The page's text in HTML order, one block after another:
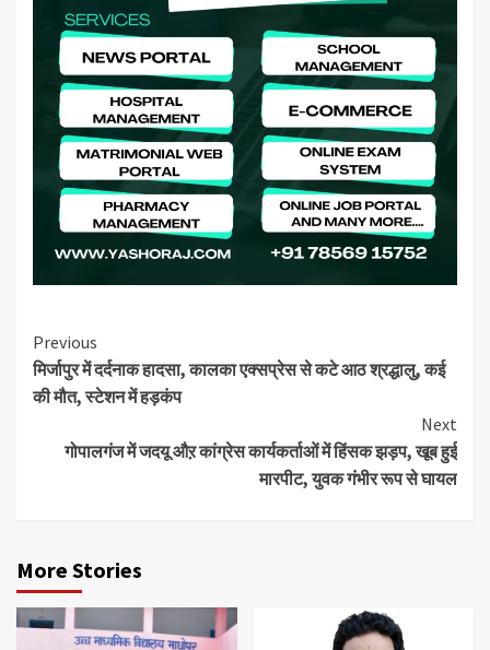
Continue
Reading
Previous
मिर्जापुर में दर्दनाक हादसा, कालका एक्सप्रेस से कटे आठ श्रद्धालु, कई
की मौत, स्टेशन में हड़कंप
Next
गोपालगंज में जदयू औऱ कांग्रेस कार्यकर्ताओं में हिंसक झड़प, खूब हुई
मारपीट, युवक गंभीर रूप से घायल
More Stories